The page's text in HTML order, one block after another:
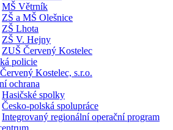
MŠ Větrník
ZŠ a MŠ Olešnice
ZŠ Lhota
ZŠ V. Hejny
ZUŠ Červený Kostelec
policie
Kostelec, s.r.o.
ochrana
Hasičské spolky
Česko-polská spolupráce
Integrovaný regionální operační program